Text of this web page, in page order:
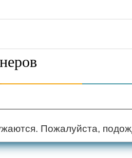
Пожалуйста,